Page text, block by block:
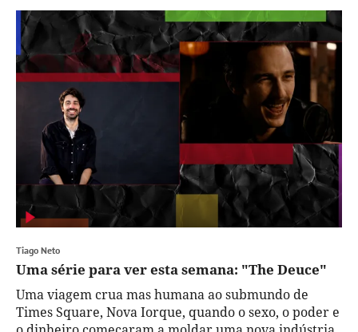
Tiago Neto
Uma série para ver esta semana: "The Deuce"
Uma viagem crua mas humana ao submundo de
Times Square, Nova Iorque, quando o sexo, o poder e